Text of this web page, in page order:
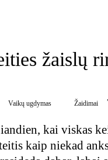
žaislų
Vaikų ugdymas Žaidimai
kai viskas
kaip niekad